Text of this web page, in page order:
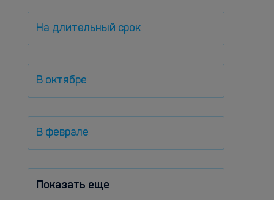
На длительный срок
В октябре
В феврале
Показать еще